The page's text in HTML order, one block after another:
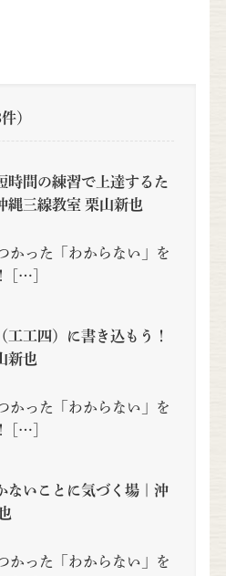
件）
時間の練習で上達するた
縄三線教室 栗山新也
った「わからない」を
[…]
工工四）に書き込もう！
新也
った「わからない」を
[…]
ないことに気づく場 | 沖
った「わからない」を